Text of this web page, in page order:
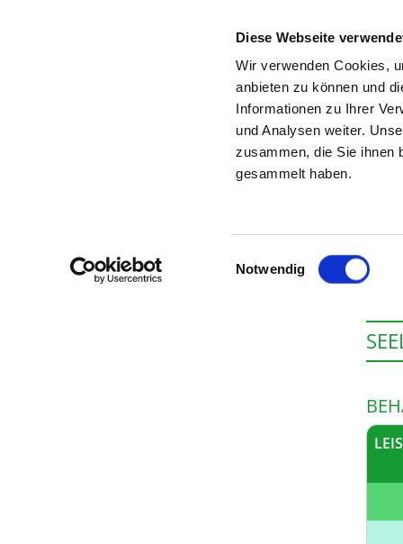
Diese Webseite
Wir verwenden Cookies,
anbieten zu können und
Informationen zu Ihrer
und Analysen weiter.
zusammen, die Sie ihnen
gesammelt haben.
Einwilligungsauswahl
Notwendig
Startseite der Fachabteilung